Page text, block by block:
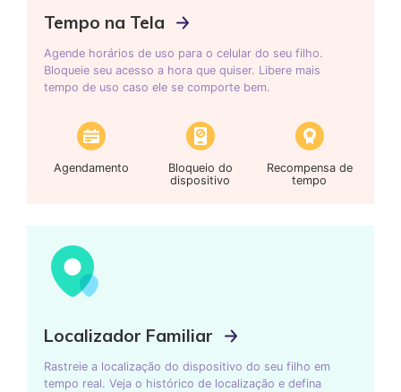
Tempo na Tela
Agende horários de uso para o celular do seu filho.
Bloqueie seu acesso a hora que quiser. Libere mais
tempo de uso caso ele se comporte bem.
Agendamento
Bloqueio do
dispositivo
Recompensa de
tempo
Localizador Familiar
Rastreie a localização do dispositivo do seu filho em
tempo real. Veja o histórico de localização e defina